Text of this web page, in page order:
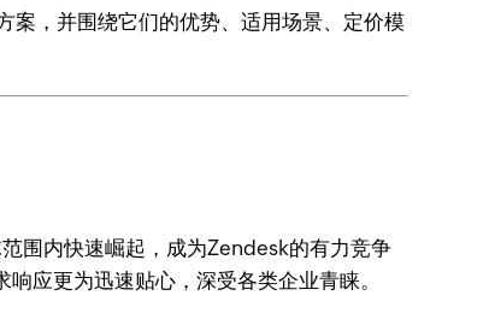
案，并围绕它们的优势、适用场景、定价模
围内快速崛起，成为Zendesk的有力竞争
应更为迅速贴心，深受各类企业青睐。